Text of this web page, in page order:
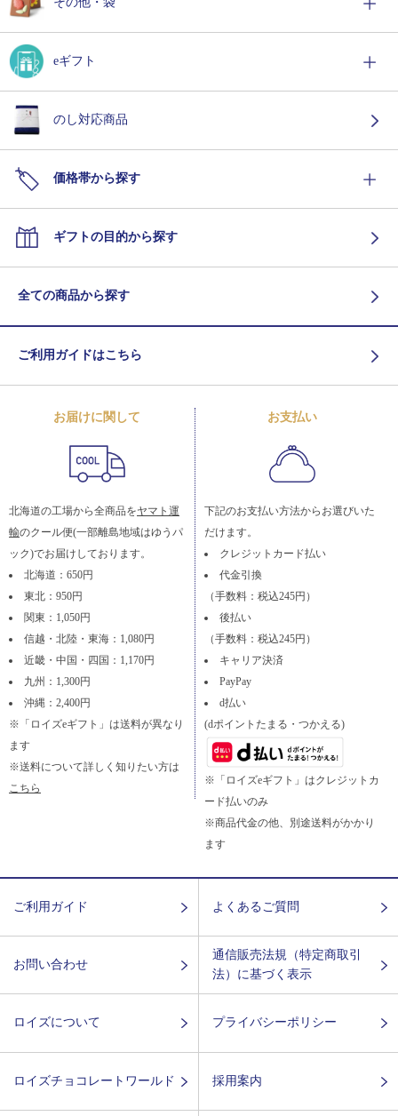
eギフト
のし対応商品
価格帯から探す
ギフトの目的から探す
全ての商品から探す
ご利用ガイドはこちら
お届けに関して
北海道の工場から全商品をヤマト運
輸のクール便(一部離島地域はゆうパ
ック)でお届けしております。
北海道：650円
東北：950円
関東：1,050円
信越・北陸・東海：1,080円
近畿・中国・四国：1,170円
九州：1,300円
沖縄：2,400円
※「ロイズeギフト」は送料が異なり
ます
※送料について詳しく知りたい方は
こちら
お支払い
下記のお支払い方法からお選びいた
だけます。
クレジットカード払い
代金引換
（手数料：税込245円）
後払い
（手数料：税込245円）
キャリア決済
PayPay
d払い
(dポイントたまる・つかえる)
※「ロイズeギフト」はクレジットカ
ード払いのみ
※商品代金の他、別途送料がかかり
ます
ご利用ガイド よくあるご質問
お問い合わせ
通信販売法規（特定商取引
法）に基づく表示
ロイズについて プライバシーポリシー
ロイズチョコレートワールド 採用案内